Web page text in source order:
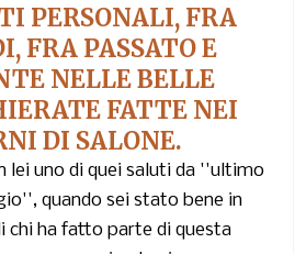
PERSONALI, FRA
FRA PASSATO E
NELLE BELLE
FATTE NEI
DI SALONE.
lei uno di quei saluti da ''ultimo
quando sei stato bene in
chi ha fatto parte di questa